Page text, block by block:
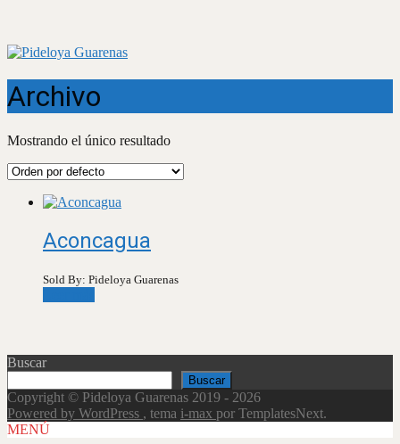
Archivo
Mostrando el único resultado
Aconcagua
Sold By: Pideloya Guarenas
Buscar
Buscar
Copyright © Pideloya Guarenas 2019 - 2026
Powered by WordPress , tema i-max por TemplatesNext.
Scroll
MENÚ